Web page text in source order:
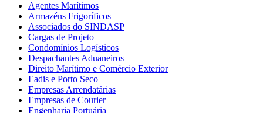
Agentes Marítimos
Armazéns Frigoríficos
Associados do SINDASP
Cargas de Projeto
Condomínios Logísticos
Despachantes Aduaneiros
Direito Marítimo e Comércio Exterior
Eadis e Porto Seco
Empresas Arrendatárias
Empresas de Courier
Engenharia Portuária